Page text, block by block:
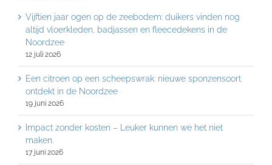
Vijftien jaar ogen op de zeebodem: duikers vinden nog
altijd vloerkleden, badjassen en fleecedekens in de
Noordzee
12 juli 2026
Een citroen op een scheepswrak: nieuwe sponzensoort
ontdekt in de Noordzee
19 juni 2026
Impact zonder kosten – Leuker kunnen we het niet
maken.
17 juni 2026